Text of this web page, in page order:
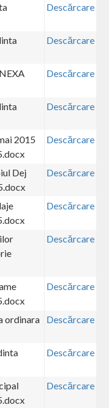
Descărcare
Descărcare
Descărcare
Descărcare
2015
Descărcare
Dej
Descărcare
Descărcare
Descărcare
Descărcare
ordinara
Descărcare
Descărcare
Descărcare